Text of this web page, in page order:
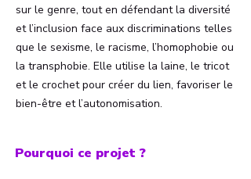
sur le genre, tout en défendant la diversité
et l’inclusion face aux discriminations telles
que le sexisme, le racisme, l’homophobie ou
la transphobie. Elle utilise la laine, le tricot
et le crochet pour créer du lien, favoriser le
bien-être et l’autonomisation.
Pourquoi ce projet ?